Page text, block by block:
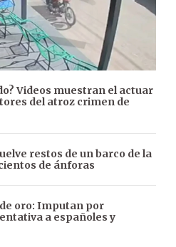
Videos muestran el actuar
del atroz crimen de
restos de un barco de la
de ánforas
oro: Imputan por
a españoles y